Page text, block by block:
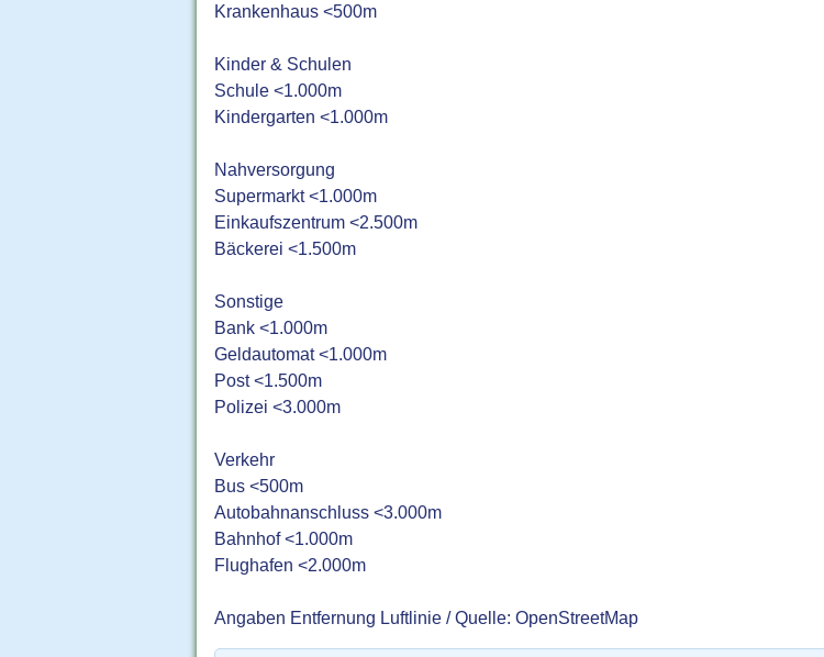
Krankenhaus <500m
Kinder & Schulen
Schule <1.000m
Kindergarten <1.000m
Nahversorgung
Supermarkt <1.000m
Einkaufszentrum <2.500m
Bäckerei <1.500m
Sonstige
Bank <1.000m
Geldautomat <1.000m
Post <1.500m
Polizei <3.000m
Verkehr
Bus <500m
Autobahnanschluss <3.000m
Bahnhof <1.000m
Flughafen <2.000m
Angaben Entfernung Luftlinie / Quelle: OpenStreetMap